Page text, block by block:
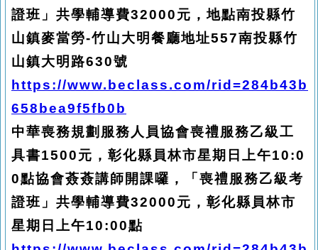
證班」共學輔導費32000元，地點南投縣竹
山鎮麥當勞-竹山大明餐廳地址557南投縣竹
山鎮大明路630號
https://www.beclass.com/rid=284b43b
658bea9f5fb0b
中華喪務規劃服務人員協會喪禮服務乙級工
具書1500元，彰化縣員林市星期日上午10:0
0點協會薟薟講師開課囉，「喪禮服務乙級考
證班」共學輔導費32000元，彰化縣員林市
星期日上午10:00點